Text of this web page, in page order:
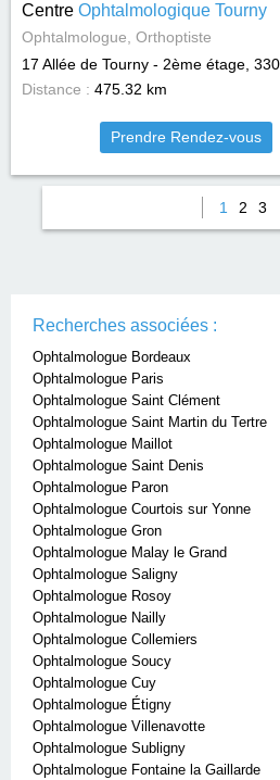
Centre Ophtalmologique Tourny
Ophtalmologue, Orthoptiste
17 Allée de Tourny - 2ème étage,
Distance : 475.32 km
Prendre Rendez-vous
1 2 3
Recherches associées :
Ophtalmologue Bordeaux
Ophtalmologue Paris
Ophtalmologue Saint Clément
Ophtalmologue Saint Martin du Tertre
Ophtalmologue Maillot
Ophtalmologue Saint Denis
Ophtalmologue Paron
Ophtalmologue Courtois sur Yonne
Ophtalmologue Gron
Ophtalmologue Malay le Grand
Ophtalmologue Saligny
Ophtalmologue Rosoy
Ophtalmologue Nailly
Ophtalmologue Collemiers
Ophtalmologue Soucy
Ophtalmologue Cuy
Ophtalmologue Étigny
Ophtalmologue Villenavotte
Ophtalmologue Subligny
Ophtalmologue Fontaine la Gaillarde